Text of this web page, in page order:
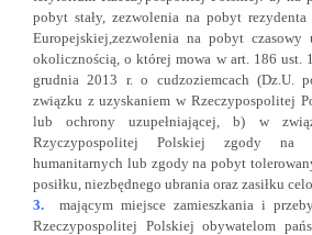
pobyt stały, zezwolenia na pobyt
Europejskiej,zezwolenia na pobyt
okolicznością, o której mowa w art. 186 ust.
grudnia 2013 r. o cudzoziemcach (Dz.U.
związku z uzyskaniem w Rzeczypospolitej
lub ochrony uzupełniającej, b) w
Rzyczypospolitej Polskiej zgody na
humanitarnych lub zgody na pobyt
posiłku, niezbędnego ubrania oraz zasiłku
3.
mającym miejsce zamieszkania i
Rzeczypospolitej Polskiej obywatelom